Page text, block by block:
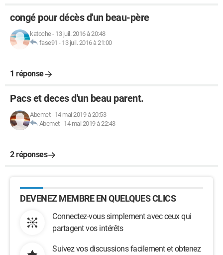
congé pour décès d'un beau-père
katoche- 13 juil. 2016 à 20:48
fase91 - 13 juil. 2016 à 21:00
1 réponse
Pacs et deces d'un beau parent.
Abemet- 14 mai 2019 à 20:53
Abemet- 14 mai 2019 à 22:43
2 réponses
DEVENEZ MEMBRE EN QUELQUES CLICS
Connectez-vous simplement avec ceux qui
partagent vos intérêts
Suivez vos discussions facilement et obtenez